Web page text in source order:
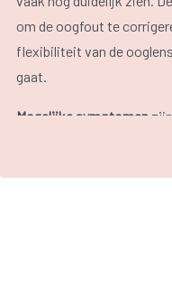
om de oogfout te
flexibiliteit van de
gaat.
Mogelijke symptomen zijn: